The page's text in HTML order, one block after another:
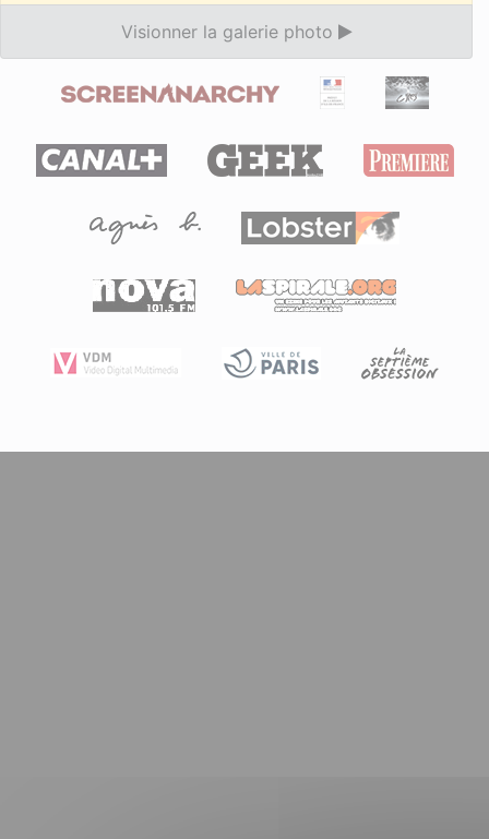
Visionner la galerie photo